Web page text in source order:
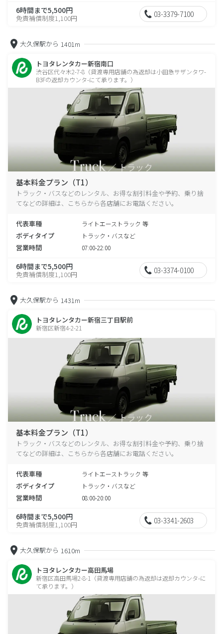
6時間まで5,500円
免責補償制度1,100円 03-3379-7100
大久保駅から 1401m
トヨタレンタカー新宿南口
渋谷区代々木2-7-8（貸渡専用店舗の為返却は小田急サザンタワ-
B3Fの返却カウンタ-にて承ります。）
基本料金プラン（T1）
トラック・バスなどのレンタル、お得な割引料金や予約、乗り捨
てなどの詳細は、こちらから各店舗にお電話ください。
代表車種 ライトエーストラック 等
ボディタイプ トラック・バスなど
営業時間 07:00-22:00
6時間まで5,500円
免責補償制度1,100円 03-3374-0100
大久保駅から 1431m
トヨタレンタカー新宿三丁目駅前
新宿区新宿4-2-21
基本料金プラン（T1）
トラック・バスなどのレンタル、お得な割引料金や予約、乗り捨
てなどの詳細は、こちらから各店舗にお電話ください。
代表車種 ライトエーストラック 等
ボディタイプ トラック・バスなど
営業時間 08:00-20:00
6時間まで5,500円
免責補償制度1,100円 03-3341-2603
大久保駅から 1610m
トヨタレンタカー高田馬場
新宿区高田馬場2-8-1（貸渡専用店舗の為返却は返却カウンタ-に
て承ります。）